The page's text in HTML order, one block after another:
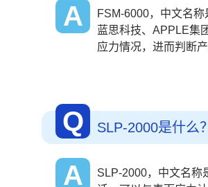
A
FSM-6000，中文名
蓝思科技、APPLE集
应力情况，进而判断
Q SLP-2000是什么？
A
SLP-2000，中文名称